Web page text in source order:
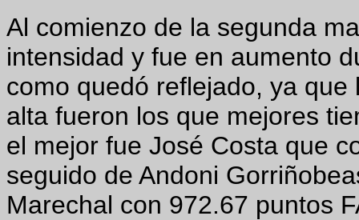
Al comienzo de la segunda
intensidad y fue en aumento
como quedó reflejado, ya
alta fueron los que mejores
el mejor fue José Costa que
seguido de Andoni
Marechal con 972.67 puntos